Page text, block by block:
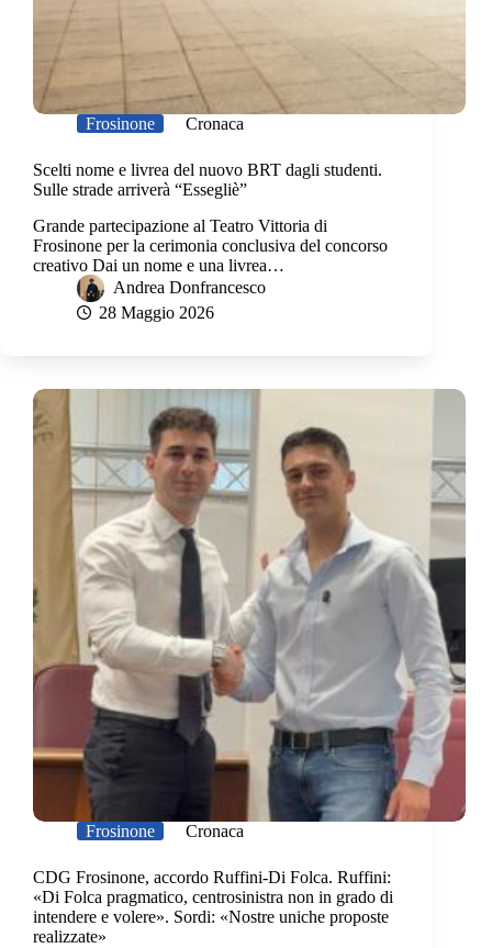
Frosinone Cronaca
Scelti nome e livrea del nuovo BRT dagli studenti.
Sulle strade arriverà “Essegliè”
Grande partecipazione al Teatro Vittoria di
Frosinone per la cerimonia conclusiva del concorso
creativo Dai un nome e una livrea…
Andrea Donfrancesco
28 Maggio 2026
Frosinone Cronaca
CDG Frosinone, accordo Ruffini-Di Folca. Ruffini:
«Di Folca pragmatico, centrosinistra non in grado di
intendere e volere». Sordi: «Nostre uniche proposte
realizzate»